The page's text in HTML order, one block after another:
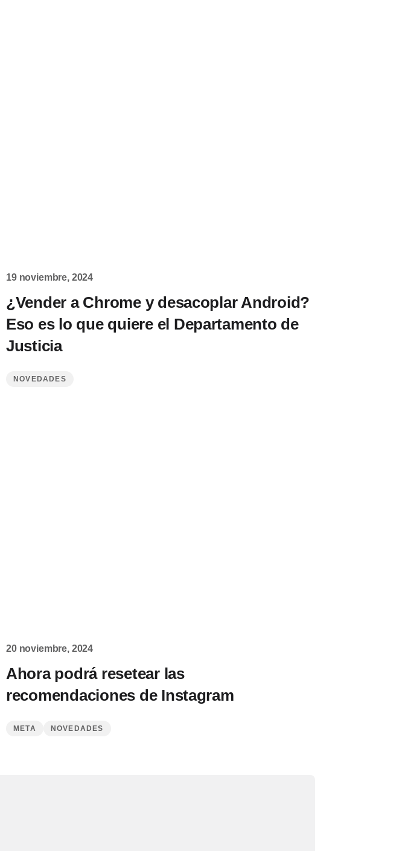
19 noviembre, 2024
¿Vender a Chrome y desacoplar Android?
Eso es lo que quiere el Departamento de
Justicia
NOVEDADES
20 noviembre, 2024
Ahora podrá resetear las
recomendaciones de Instagram
META NOVEDADES